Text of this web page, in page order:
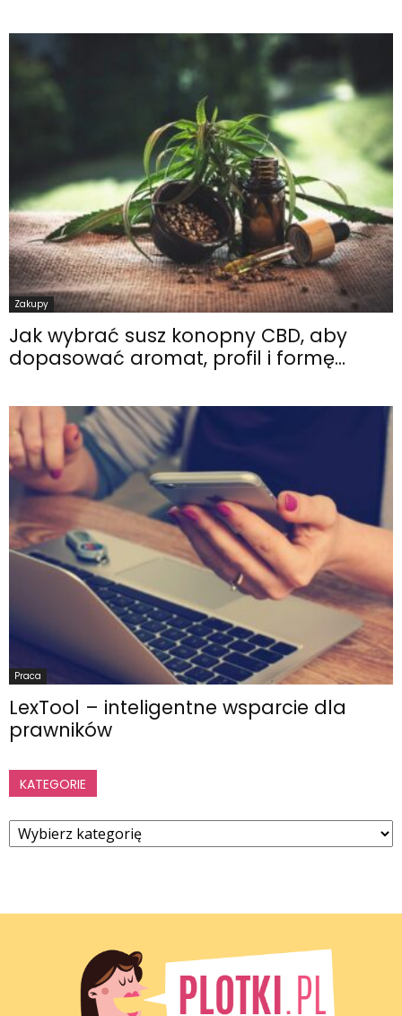
Zakupy
Jak wybrać susz konopny CBD, aby
dopasować aromat, profil i formę...
Praca
LexTool – inteligentne wsparcie dla
prawników
KATEGORIE
Kategorie